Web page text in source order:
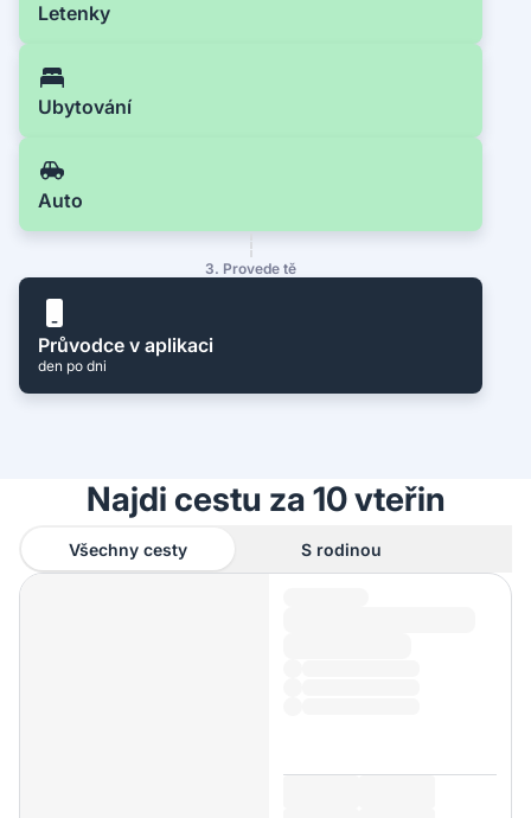
Letenky
Ubytování
Auto
3. Provede tě
Průvodce v aplikaci
den po dni
Najdi cestu za 10 vteřin
Všechny cesty S rodinou